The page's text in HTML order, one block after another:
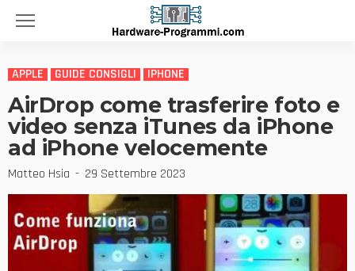
APPLE GUIDE CONSIGLI IPHONE
AirDrop come trasferire foto e
video senza iTunes da iPhone
ad iPhone velocemente
Matteo Hsia 29 Settembre 2023